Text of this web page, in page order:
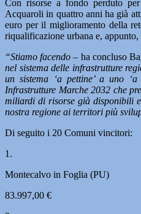
Con risorse a fondo perduto
Acquaroli in quattro anni ha già
euro per il miglioramento della
riqualificazione urbana e,
“Stiamo facendo – ha concluso
nel sistema delle infrastrutture
un sistema ‘a pettine’ a uno
Infrastrutture Marche 2032 che
miliardi di risorse già disponibili
nostra regione ai territori più
Di seguito i 20 Comuni vincitori:
1.
Montecalvo in Foglia (PU)
83.997,00 €